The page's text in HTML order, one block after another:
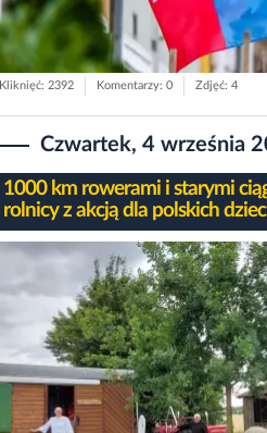
Kliknięć: 2392 Komentarzy: 0 Zdjęć: 4
Czwartek, 4 września
1000 km rowerami i starymi
rolnicy z akcją dla polskich